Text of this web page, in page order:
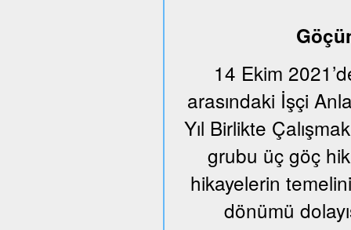
14 Ekim
arasındaki İşçi
Yıl Birlikte
grubu üç göç
hikayelerin
dönümü